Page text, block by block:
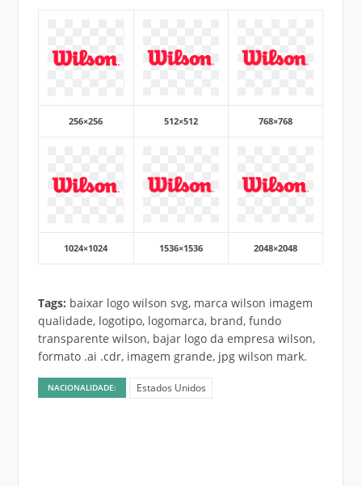
256×256 512×512 768×768
1024×1024 1536×1536 2048×2048
Tags: baixar logo wilson svg, marca wilson imagem
qualidade, logotipo, logomarca, brand, fundo
transparente wilson, bajar logo da empresa wilson,
formato .ai .cdr, imagem grande, jpg wilson mark.
NACIONALIDADE: Estados Unidos